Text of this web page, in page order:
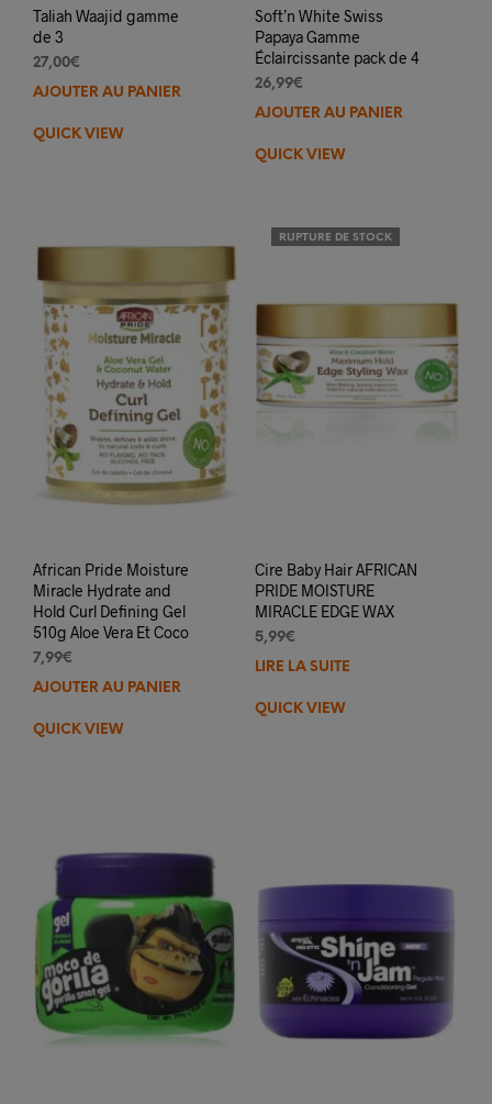
Taliah Waajid gamme
de 3
27,00€
AJOUTER AU PANIER
QUICK VIEW
Soft’n White Swiss
Papaya Gamme
Éclaircissante pack de 4
26,99€
AJOUTER AU PANIER
QUICK VIEW
African Pride Moisture
Miracle Hydrate and
Hold Curl Defining Gel
510g Aloe Vera Et Coco
7,99€
AJOUTER AU PANIER
QUICK VIEW
RUPTURE DE STOCK
Cire Baby Hair AFRICAN
PRIDE MOISTURE
MIRACLE EDGE WAX
5,99€
LIRE LA SUITE
QUICK VIEW